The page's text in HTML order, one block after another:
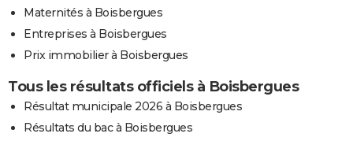
Maternités à Boisbergues
Entreprises à Boisbergues
Prix immobilier à Boisbergues
Tous les résultats officiels à Boisbergues
Résultat municipale 2026 à Boisbergues
Résultats du bac à Boisbergues